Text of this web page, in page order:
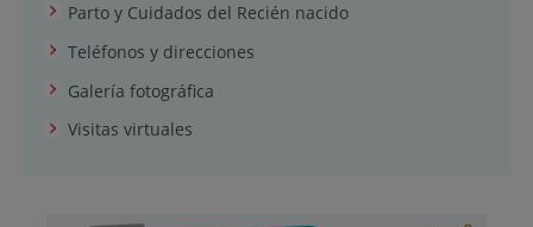
Parto y Cuidados del Recién nacido
Teléfonos y direcciones
Galería fotográfica
Visitas virtuales